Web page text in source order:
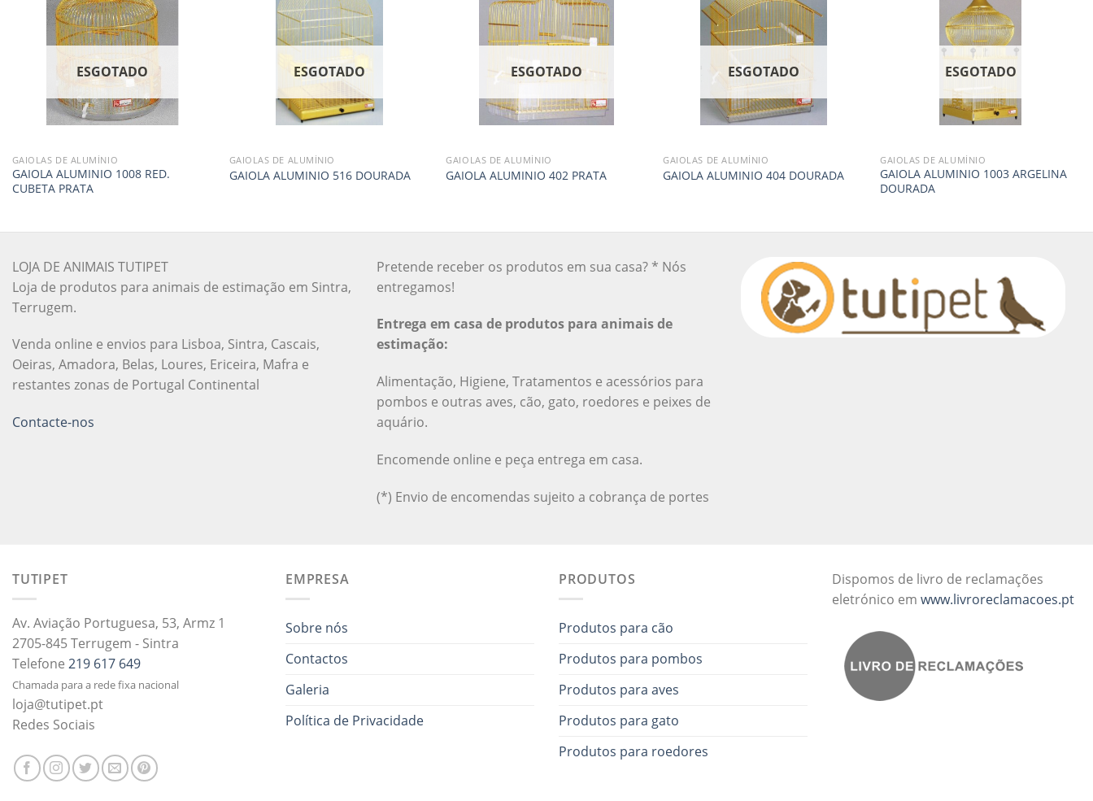
ESGOTADO
GAIOLAS DE ALUMÍNIO
GAIOLA ALUMINIO 1008 RED.
CUBETA PRATA
ESGOTADO
GAIOLAS DE ALUMÍNIO
GAIOLA ALUMINIO 516 DOURADA
ESGOTADO
GAIOLAS DE ALUMÍNIO
GAIOLA ALUMINIO 402 PRATA
ESGOTADO
GAIOLAS DE ALUMÍNIO
GAIOLA ALUMINIO 404 DOURADA
ESGOTADO
GAIOLAS DE ALUMÍNIO
GAIOLA ALUMINIO 1003 ARGELINA
DOURADA
LOJA DE ANIMAIS TUTIPET
Loja de produtos para animais de estimação em Sintra,
Terrugem.
Venda online e envios para Lisboa, Sintra, Cascais,
Oeiras, Amadora, Belas, Loures, Ericeira, Mafra e
restantes zonas de Portugal Continental
Contacte-nos
Pretende receber os produtos em sua casa? * Nós
entregamos!
Entrega em casa de produtos para animais de
estimação:
Alimentação, Higiene, Tratamentos e acessórios para
pombos e outras aves, cão, gato, roedores e peixes de
aquário.
Encomende online e peça entrega em casa.
(*) Envio de encomendas sujeito a cobrança de portes
TUTIPET
Av. Aviação Portuguesa, 53, Armz 1
2705-845 Terrugem - Sintra
Telefone 219 617 649
Chamada para a rede fixa nacional
loja@tutipet.pt
Redes Sociais
EMPRESA
Sobre nós
Contactos
Galeria
Política de Privacidade
PRODUTOS
Produtos para cão
Produtos para pombos
Produtos para aves
Produtos para gato
Produtos para roedores
Dispomos de livro de reclamações
eletrónico em www.livroreclamacoes.pt